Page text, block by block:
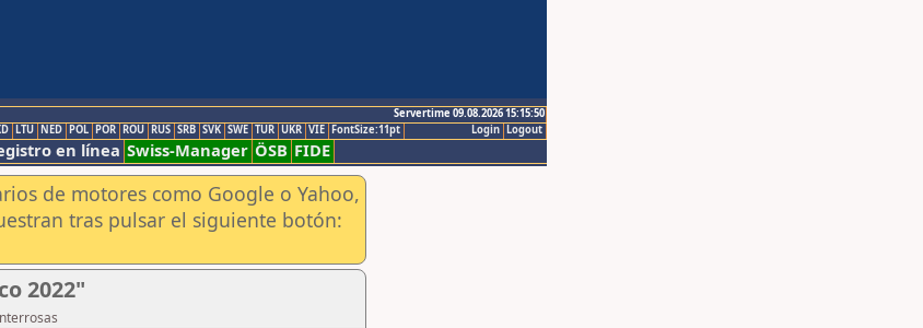
Servertime 09.08.2026 15:15:50
Logout
Login
LTU NED POL POR ROU RUS SRB SVK SWE TUR UKR VIE FontSize:11pt
en línea Swiss-Manager ÖSB FIDE
de motores como Google o Yahoo,
tras pulsar el siguiente botón:
2022"